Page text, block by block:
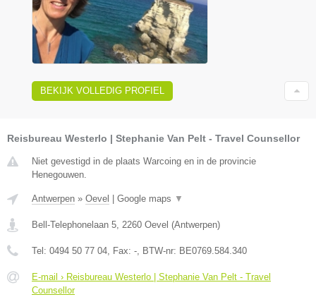
BEKIJK VOLLEDIG PROFIEL
Reisbureau Westerlo | Stephanie Van Pelt - Travel Counsellor
Niet gevestigd in de plaats Warcoing en in de provincie
Henegouwen.
Antwerpen » Oevel Google maps ▼
Bell-Telephonelaan 5, 2260 Oevel (Antwerpen)
Tel: 0494 50 77 04, Fax: -, BTW-nr: BE0769.584.340
E-mail › Reisbureau Westerlo | Stephanie Van Pelt - Travel
Counsellor